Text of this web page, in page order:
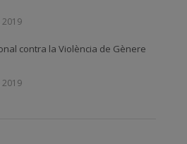
contra la Violència de Gènere